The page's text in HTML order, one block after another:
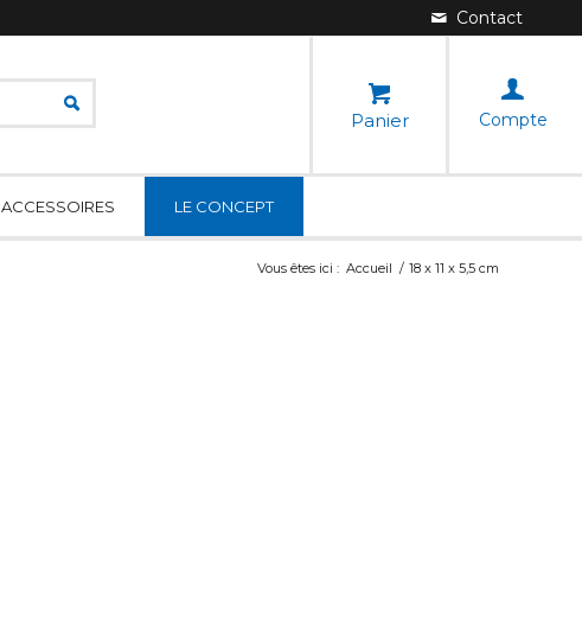
Panier Compte
ACCESSOIRES LE CONCEPT
Vous êtes ici : Accueil / 18 x 11 x 5,5 cm